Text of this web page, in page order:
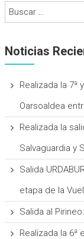
Noticias
Realizada la 7ª
Oarsoaldea
Realizada la
Salvaguardia y
Salida
etapa de la
Salida al
Realizada la 6ª